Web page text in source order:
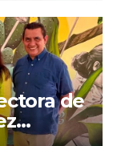
de